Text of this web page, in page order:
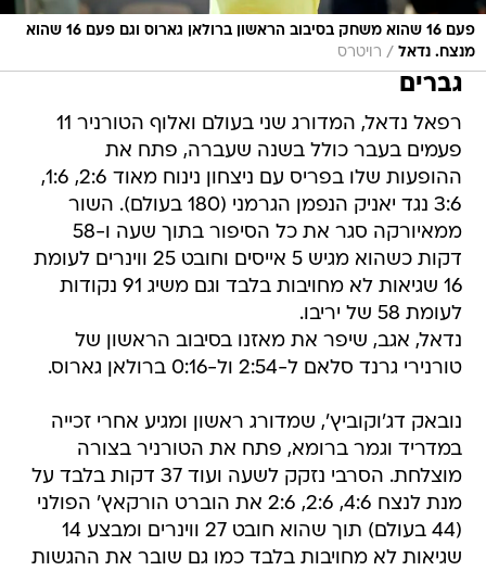
פעם 16 שהוא משחק בסיבוב הראשון ברולאן גארוס וגם פעם 16 שהוא
מנצח. נדאל / רויטרס
גברים
רפאל נדאל, המדורג שני בעולם ואלוף הטורניר 11
פעמים בעבר כולל בשנה שעברה, פתח את
ההופעות שלו בפריס עם ניצחון נינוח מאוד 2:6, 1:6,
3:6 נגד יאניק הנפמן הגרמני (180 בעולם). השור
ממאיורקה סגר את כל הסיפור בתוך שעה ו-58
דקות כשהוא מגיש 5 אייסים וחובט 25 ווינרים לעומת
16 שגיאות לא מחויבות בלבד וגם משיג 91 נקודות
לעומת 58 של יריבו.
נדאל, אגב, שיפר את מאזנו בסיבוב הראשון של
טורנירי גרנד סלאם ל-2:54 ול-0:16 ברולאן גארוס.
נובאק דג'וקוביץ', שמדורג ראשון ומגיע אחרי זכייה
במדריד וגמר ברומא, פתח את הטורניר בצורה
מוצלחת. הסרבי נזקק לשעה ועוד 37 דקות בלבד על
מנת לנצח 4:6, 2:6, 2:6 את הוברט הורקאץ' הפולני
(44 בעולם) תוך שהוא חובט 27 ווינרים ומבצע 14
שגיאות לא מחויבות בלבד כמו גם שובר את ההגשות